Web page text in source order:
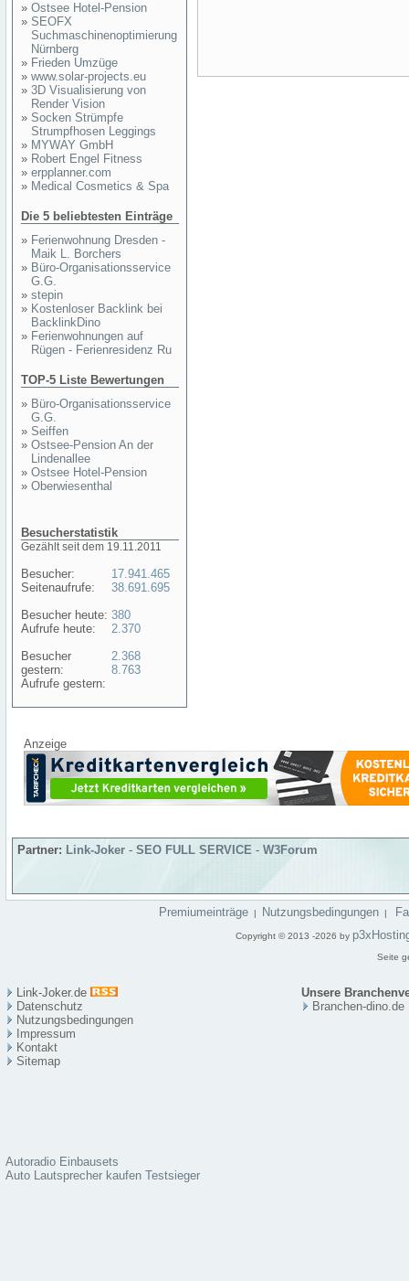
» Ostsee Hotel-Pension
» SEOFX
Suchmaschinenoptimierung
Nürnberg
» Frieden Umzüge
» www.solar-projects.eu
» 3D Visualisierung von
Render Vision
» Socken Strümpfe
Strumpfhosen Leggings
» MYWAY GmbH
» Robert Engel Fitness
» erpplanner.com
» Medical Cosmetics & Spa
Die 5 beliebtesten Einträge
» Ferienwohnung Dresden -
Maik L. Borchers
» Büro-Organisationsservice
G.G.
» stepin
» Kostenloser Backlink bei
BacklinkDino
» Ferienwohnungen auf
Rügen - Ferienresidenz Ru
TOP-5 Liste Bewertungen
» Büro-Organisationsservice
G.G.
» Seiffen
» Ostsee-Pension An der
Lindenallee
» Ostsee Hotel-Pension
» Oberwiesenthal
Besucherstatistik
Gezählt seit dem 19.11.2011
Besucher:
Seitenaufrufe:
Besucher heute:
Aufrufe heute:
Besucher
gestern:
Aufrufe gestern:
17.941.465
38.691.695
380
2.370
2.368
8.763
Anzeige
Partner: Link-Joker - SEO FULL SERVICE - W3Forum
Premiumeinträge | Nutzungsbedingungen |
Copyright © 2013 -2026 by
Seite
Link-Joker.de
Unsere
Datenschutz
Nutzungsbedingungen
Impressum
Kontakt
Sitemap
Branchen-dino.de
Autoradio Einbausets
Auto Lautsprecher kaufen Testsieger